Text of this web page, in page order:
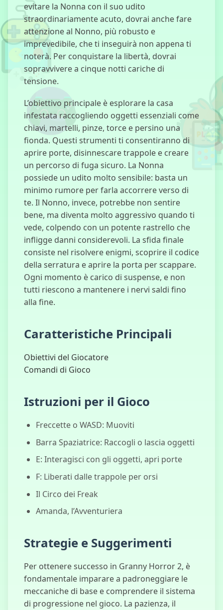
Freddy's 4
Five Nights at
Campo da
Gioco Ragdoll
Super Dark
Deception
Gatto e
Nonnina
Eroi
all'Attacco:
evitare la Nonna con il suo udito
straordinariamente acuto, dovrai anche fare
attenzione al Nonno, più robusto e
imprevedibile, che ti inseguirà non appena ti
noterà. Per conquistare la libertà, dovrai
sopravvivere a cinque notti cariche di
tensione.
L’obiettivo principale è esplorare la casa
infestata raccogliendo oggetti essenziali come
chiavi, martelli, pinze, torce e persino una
fionda. Questi strumenti ti consentiranno di
aprire porte, disinnescare trappole e creare
un percorso di fuga sicuro. La Nonna
possiede un udito molto sensibile: basta un
minimo rumore per farla accorrere verso di
te. Il Nonno, invece, potrebbe non sentire
bene, ma diventa molto aggressivo quando ti
vede, colpendo con un potente rastrello che
infligge danni considerevoli. La sfida finale
consiste nel risolvere enigmi, scoprire il codice
della serratura e aprire la porta per scappare.
Ogni momento è carico di suspense, e non
tutti riescono a mantenere i nervi saldi fino
alla fine.
Caratteristiche Principali
Obiettivi del Giocatore
Comandi di Gioco
Istruzioni per il Gioco
Freccette o WASD: Muoviti
Barra Spaziatrice: Raccogli o lascia oggetti
E: Interagisci con gli oggetti, apri porte
F: Liberati dalle trappole per orsi
Il Circo dei Freak
Amanda, l’Avventuriera
Strategie e Suggerimenti
Per ottenere successo in Granny Horror 2, è
fondamentale imparare a padroneggiare le
meccaniche di base e comprendere il sistema
di progressione nel gioco. La pazienza, il